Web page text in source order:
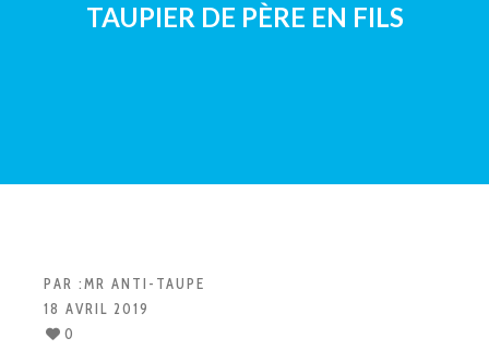
TAUPIER DE PÈRE EN FILS
PAR :MR ANTI-TAUPE
18 AVRIL 2019
0